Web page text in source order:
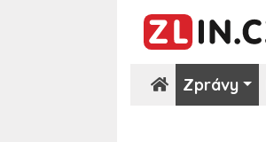
Zprávy